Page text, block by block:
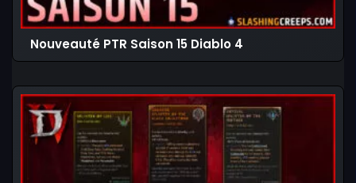
Nouveauté PTR Saison 15 Diablo 4